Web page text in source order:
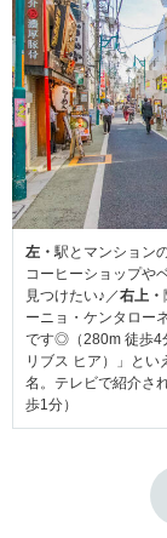
左・ 駅とマンション
コーヒーショップや
見つけたい♪／右上・
ーニョ・ケンタロー
です◎（280m 徒歩4
リブス ヒア）」と
名。テレビで紹介さ
歩1分）